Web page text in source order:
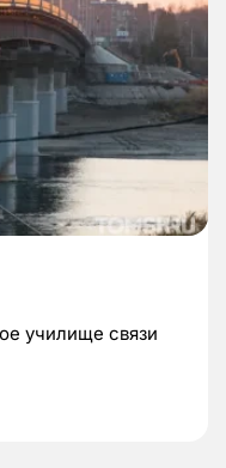
училище связи